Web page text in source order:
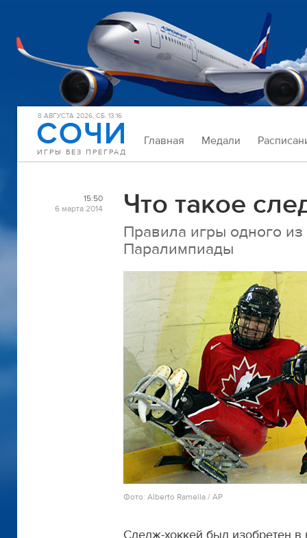
8 АВГУСТА 2026, СБ. 13:16
ИГРЫ БЕЗ ПРЕГРАД
Главная Медали
15:50
6 марта 2014
Что такое
Правила игры одного
Паралимпиады
Фото: Alberto Ramella / AP